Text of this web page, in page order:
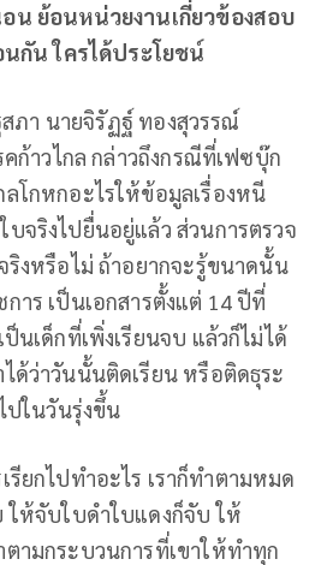
น ย้อนหน่วยงานเกี่ยวข้องสอบ
นกัน ใครได้ประโยชน์
ภา นายจิรัฏฐ์ ทองสุวรรณ์
คก้าวไกล กล่าวถึงกรณีที่เฟซบุ๊ก
โกหกอะไรให้ข้อมูลเรื่องหนี
บจริงไปยื่นอยู่แล้ว ส่วนการตรวจ
ริงหรือไม่ ถ้าอยากจะรู้ขนาดนั้น
าร เป็นเอกสารตั้งแต่ 14 ปีที่
นเด็กที่เพิ่งเรียนจบ แล้วก็ไม่ได้
ด้ว่าวันนั้นติดเรียน หรือติดธุระ
ปในวันรุ่งขึ้น
รียกไปทำอะไร เราก็ทำตามหมด
ให้จับใบดำใบแดงก็จับ ให้
ตามกระบวนการที่เขาให้ทำทุก